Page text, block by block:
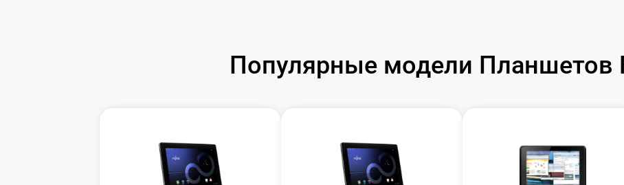
Популярные модели Планшетов